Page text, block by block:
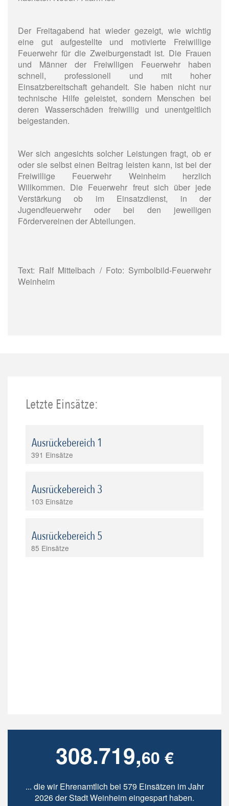
Der Freitagabend hat wieder gezeigt, wie wichtig
eine gut aufgestellte und motivierte Freiwillige
Feuerwehr für die Zweiburgenstadt ist. Die Frauen
und Männer der Freiwlligen Feuerwehr haben
schnell, professionell und mit hoher
Einsatzbereitschaft gehandelt. Sie haben nicht nur
technische Hilfe geleistet, sondern Menschen bei
deren Wasserschäden freiwillig und unentgeltlich
beigestanden.
Wer sich angesichts solcher Leistungen fragt, ob er
oder sie selbst einen Beitrag leisten kann, ist bei der
Freiwillige Feuerwehr Weinheim herzlich
Willkommen. Die Feuerwehr freut sich über jede
Verstärkung ob im Einsatzdienst, in der
Jugendfeuerwehr oder bei den jeweiligen
Fördervereinen der Abteilungen.
Text: Ralf Mittelbach / Foto: Symbolbild-Feuerwehr
Weinheim
Letzte Einsätze:
Ausrückebereich 1
391 Einsätze
Ausrückebereich 3
103 Einsätze
Ausrückebereich 5
85 Einsätze
308.719,60 €
... die wir Ehrenamtlich bei 579 Einsätzen im Jahr
2026 der Stadt Weinheim eingespart haben.